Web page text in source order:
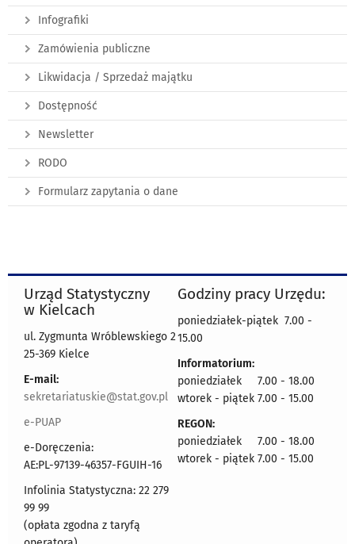
Infografiki
Zamówienia publiczne
Likwidacja / Sprzedaż majątku
Dostępność
Newsletter
RODO
Formularz zapytania o dane
Urząd Statystyczny
w Kielcach
ul. Zygmunta Wróblewskiego 2
25-369 Kielce
E-mail:
sekretariatuskie@stat.gov.pl
e-PUAP
e-Doręczenia:
AE:PL-97139-46357-FGUIH-16
Infolinia Statystyczna: 22 279
99 99
(opłata zgodna z taryfą
Godziny pracy Urzędu:
poniedziałek-piątek 7.00 -
15.00
Informatorium:
poniedziałek 7.00 - 18.00
wtorek - piątek 7.00 - 15.00
REGON:
poniedziałek 7.00 - 18.00
wtorek - piątek 7.00 - 15.00